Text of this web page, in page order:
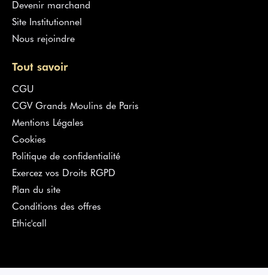
Devenir marchand
Site Institutionnel
Nous rejoindre
Tout savoir
CGU
CGV Grands Moulins de Paris
Mentions Légales
Cookies
Politique de confidentialité
Exercez vos Droits RGPD
Plan du site
Conditions des offres
Ethic'call